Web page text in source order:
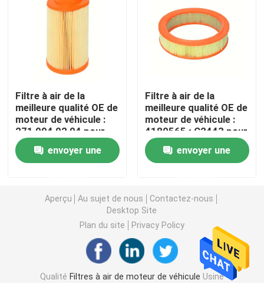
Filtres à air des véhicules à moteur de cabine
Filtre de carburant pour véhicules à moteur
Rotation sur des filtres à huile
Filtres à gazole
Filtres de transmission automatique
Marine Engine Filters
Filtres résistants
Filtre à air de la
meilleure qualité OE de
moteur de véhicule :
271 094 02 04 pour
Mercedes C230 (03-
05) Description de
produit
envoyer une
Filtre à air de la
meilleure qualité OE de
moteur de véhicule :
4180565 ; C2443 pour
FIAT (69-79), FORD,
LANCINenvoyer une
Aperçu Au sujet de nous
Contactez-nous
Desktop Site
Plan du site
Privacy Policy
Qualité Filtres à air de moteur de véhicule Usine